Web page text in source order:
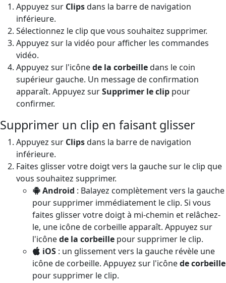
Appuyez sur Clipsdans la barre de navigation
inférieure.
Sélectionnez le clip que vous souhaitez supprimer.
Appuyez sur la vidéo pour afficher les commandes
vidéo.
Appuyez sur l'icônede la corbeilledans le coin
supérieur gauche. Un message de confirmation
apparaît. Appuyez surSupprimer le clip pour
confirmer.
Supprimer un clip en faisant glisser
Appuyez sur Clipsdans la barre de navigation
inférieure.
Faites glisser votre doigt vers la gauche sur le clip que
vous souhaitez supprimer.
Android : Balayez complètement vers la gauche
pour supprimer immédiatement le clip. Si vous
faites glisser votre doigt à mi-chemin et relâchez-
le, une icône de corbeille apparaît. Appuyez sur
l'icônede la corbeille pour supprimer le clip.
iOS : un glissement vers la gauche révèle une
icône de corbeille. Appuyez sur l'icônede corbeille
pour supprimer le clip.